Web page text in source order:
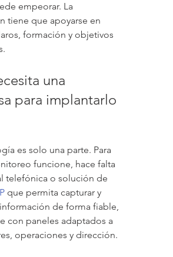
empeorar. La
tiene que apoyarse en
formación y objetivos
una
para implantarlo
es solo una parte. Para
funcione, hace falta
telefónica o solución de
que permita capturar y
de forma fiable,
con paneles adaptados a
operaciones y dirección.